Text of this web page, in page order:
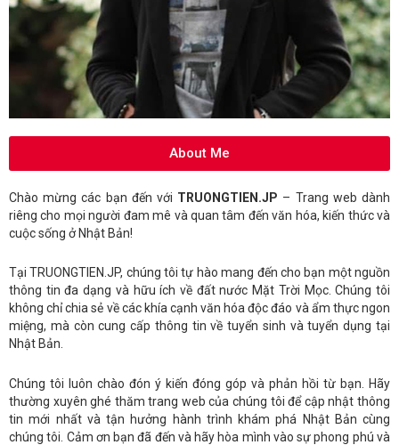
About Me
Chào mừng các bạn đến với TRUONGTIEN.JP – Trang web dành
riêng cho mọi người đam mê và quan tâm đến văn hóa, kiến thức và
cuộc sống ở Nhật Bản!
Tại TRUONGTIEN.JP, chúng tôi tự hào mang đến cho bạn một nguồn
thông tin đa dạng và hữu ích về đất nước Mặt Trời Mọc. Chúng tôi
không chỉ chia sẻ về các khía cạnh văn hóa độc đáo và ẩm thực ngon
miệng, mà còn cung cấp thông tin về tuyển sinh và tuyển dụng tại
Nhật Bản.
Chúng tôi luôn chào đón ý kiến đóng góp và phản hồi từ bạn. Hãy
thường xuyên ghé thăm trang web của chúng tôi để cập nhật thông
tin mới nhất và tận hưởng hành trình khám phá Nhật Bản cùng
chúng tôi. Cảm ơn bạn đã đến và hãy hòa mình vào sự phong phú và